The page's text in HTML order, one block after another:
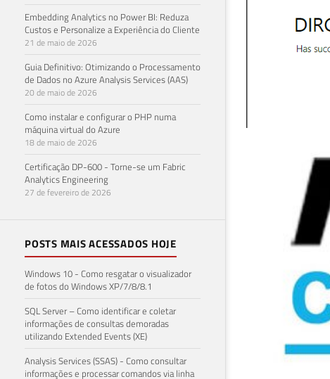
Embedding Analytics no Power BI: Reduza
Custos e Personalize a Experiência do Cliente
21 de maio de 2026
Guia Definitivo: Otimizando o Processamento
de Dados no Azure Analysis Services (AAS)
20 de maio de 2026
Como instalar e configurar o PHP numa
máquina virtual do Azure
18 de maio de 2026
Certificação DP-600 - Torne-se um Fabric
Analytics Engineering
27 de fevereiro de 2026
POSTS MAIS ACESSADOS HOJE
Windows 10 - Como resgatar o visualizador
de fotos do Windows XP/7/8/8.1
SQL Server – Como identificar e coletar
informações de consultas demoradas
utilizando Extended Events (XE)
Analysis Services (SSAS) - Como consultar
informações e processar comandos via linha
de
16 de